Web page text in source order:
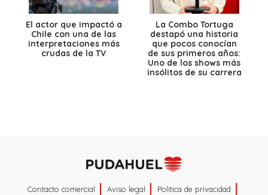
El actor que impactó a
Chile con una de las
interpretaciones más
crudas de la TV
La Combo Tortuga
destapó una historia
que pocos conocían
de sus primeros años:
Uno de los shows más
insólitos de su carrera
Contacto comercial Aviso legal
Política de privacidad